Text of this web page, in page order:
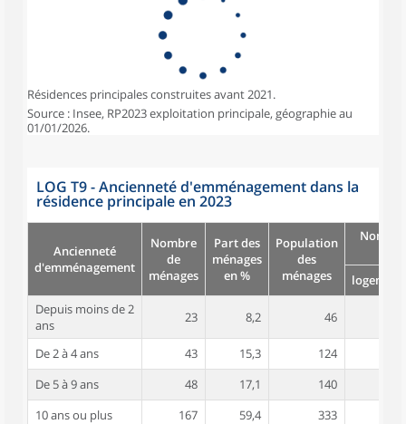
Résidences principales construites avant 2021.
Source : Insee, RP2023 exploitation principale, géographie au
01/01/2026.
LOG T9 - Ancienneté d'emménagement dans la
résidence principale en 2023
Ancienneté
d'emménagement
Nombre
de
ménages
Part des
ménages
en %
Population
des
ménages
logement
Depuis moins de 2
ans
23 8,2 46
De 2 à 4 ans 43 15,3 124
De 5 à 9 ans
48 17,1 140
10 ans ou plus
167 59,4 333